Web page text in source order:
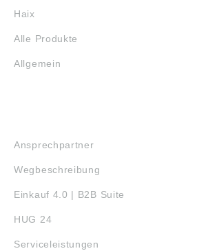
Haix
Alle Produkte
Allgemein
Ansprechpartner
Wegbeschreibung
Einkauf 4.0 | B2B Suite
HUG 24
Serviceleistungen